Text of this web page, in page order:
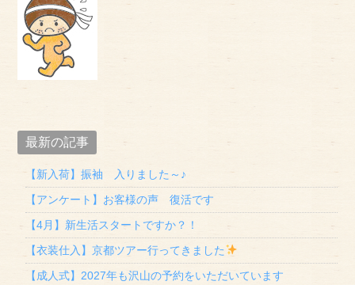
最新の記事
【新入荷】振袖 入りました～♪
【アンケート】お客様の声 復活です
【4月】新生活スタートですか？！
【衣装仕入】京都ツアー行ってきました
【成人式】2027年も沢山の予約をいただいています